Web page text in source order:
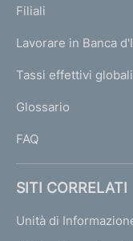
a
g
K
T
I
I
Filiali
Lavorare in Banca
Tassi effettivi
Glossario
FAQ
SITI CORRELATI
Unità di